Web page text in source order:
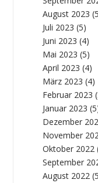
August 2023
Juli 2023 (5)
Juni 2023 (4)
Mai 2023 (5)
April 2023 (4)
März 2023 (4)
Februar 2023
Januar 2023
Dezember
November
Oktober 2022
September
August 2022